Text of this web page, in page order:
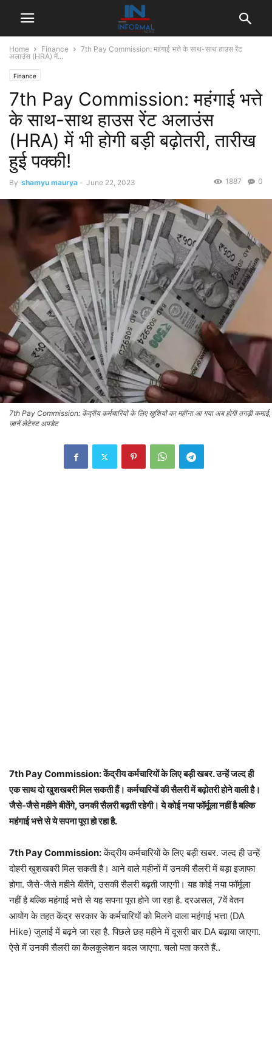
Home Finance
7th Pay Commission: महंगाई भत्ते के साथ-साथ हाउस रेंट
अलाउंस (HRA) में...
Finance
7th Pay Commission: महंगाई भत्ते
के साथ-साथ हाउस रेंट अलाउंस
(HRA) में भी होगी बड़ी बढ़ोतरी, तारीख
हुई पक्की!
By shamyu maurya - June 22, 2023 0
1887
7th Pay Commission: केंद्रीय कर्मचारियों के लिए खुशियों का महीना आ गया अब होगी तगड़ी कमाई,
जानें लेटेस्ट अपडेट
7th Pay Commission: केंद्रीय कर्मचारियों के लिए बड़ी खबर. उन्हें जल्द ही
एक साथ दो खुशखबरी मिल सकती हैं। कर्मचारियों की सैलरी में बढ़ोतरी होने वाली है।
जैसे-जैसे महीने बीतेंगे, उनकी सैलरी बढ़ती रहेगी। ये कोई नया फॉर्मूला नहीं है बल्कि
महंगाई भत्ते से ये सपना पूरा हो रहा है.
7th Pay Commission:केंद्रीय कर्मचारियों के लिए बड़ी खबर. जल्द ही उन्हें
दोहरी खुशखबरी मिल सकती है। आने वाले महीनों में उनकी सैलरी में बड़ा इजाफा
होगा. जैसे-जैसे महीने बीतेंगे, उसकी सैलरी बढ़ती जाएगी। यह कोई नया फॉर्मूला
नहीं है बल्कि महंगाई भत्ते से यह सपना पूरा होने जा रहा है. दरअसल, 7वें वेतन
आयोग के तहत केंद्र सरकार के कर्मचारियों को मिलने वाला महंगाई भत्ता (DA
Hike) जुलाई में बढ़ने जा रहा है. पिछले छह महीने में दूसरी बार DA बढ़ाया जाएगा.
ऐसे में उनकी सैलरी का कैलकुलेशन बदल जाएगा. चलो पता करते हैं..